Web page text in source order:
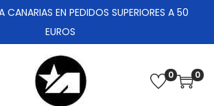
CANARIAS EN PEDIDOS SUPERIORES A 50
EUROS
0 0